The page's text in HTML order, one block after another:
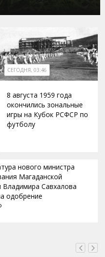
СЕГОДНЯ, 03:46
8 августа 1959 года
окончились зональные
игры на Кубок РСФСР по
футболу
нового министра
Магаданской
Владимира Савхалова
одобрение